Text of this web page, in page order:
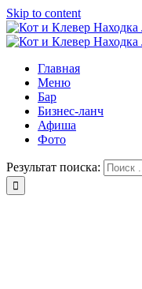
Skip to content
Главная
Меню
Бар
Бизнес-ланч
Афиша
Фото
Результат поиска: